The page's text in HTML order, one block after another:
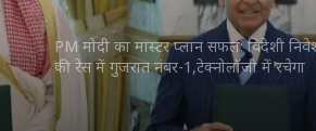
PM मोदी का मास्टर प्लान सफल: विदेशी
की रेस में गुजरात नंबर-1,टेक्नोलॉजी में रचेगा
इतिहास